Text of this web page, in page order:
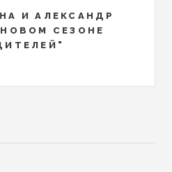
И АЛЕКСАНДР
СЕЗОНЕ